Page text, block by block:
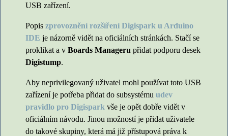
USB zařízení.
Popis zprovoznění rozšíření Digispark u Arduino
IDE je názorně vidět na oficiálních stránkách. Stačí se
proklikat a v Boards Manageru přidat podporu desek
Digistump.
Aby neprivilegovaný uživatel mohl používat toto USB
zařízení je potřeba přidat do subsystému udev
pravidlo pro Digispark vše je opět dobře vidět v
oficiálním návodu. Jinou možností je přidat uživatele
do takové skupiny, která má již přístupová práva k